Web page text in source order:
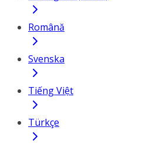
Română
Svenska
Tiếng Việt
Türkçe